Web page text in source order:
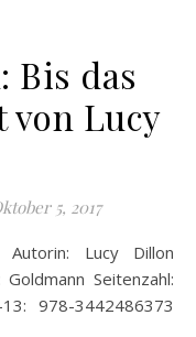
Bis das
von Lucy
5, 2017
Seitenzahl:
978-3442486373